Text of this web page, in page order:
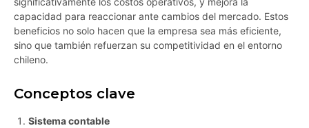
capacidad para reaccionar ante cambios del mercado. Estos
beneficios no solo hacen que la empresa sea más eficiente,
sino que también refuerzan su competitividad en el entorno
chileno.
Conceptos clave
Sistema contable